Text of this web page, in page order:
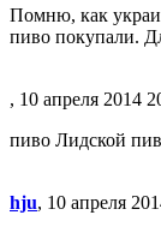
Помню, как
пиво покупали.
, 10 апреля 2014
пиво Лидской
hju, 10 апреля